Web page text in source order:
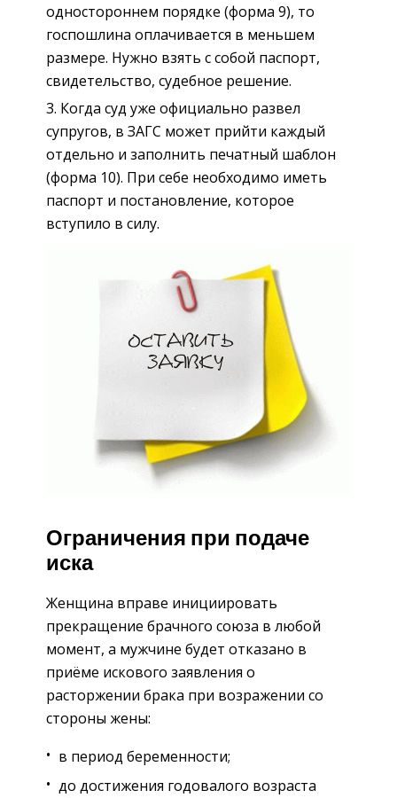
одностороннем порядке (форма 9), то
госпошлина оплачивается в меньшем
размере. Нужно взять с собой паспорт,
свидетельство, судебное решение.
Когда суд уже официально развел
супругов, в ЗАГС может прийти каждый
отдельно и заполнить печатный шаблон
(форма 10). При себе необходимо иметь
паспорт и постановление, которое
вступило в силу.
Ограничения при подаче
иска
Женщина вправе инициировать
прекращение брачного союза в любой
момент, а мужчине будет отказано в
приёме искового заявления о
расторжении брака при возражении со
стороны жены:
в период беременности;
до достижения годовалого возраста